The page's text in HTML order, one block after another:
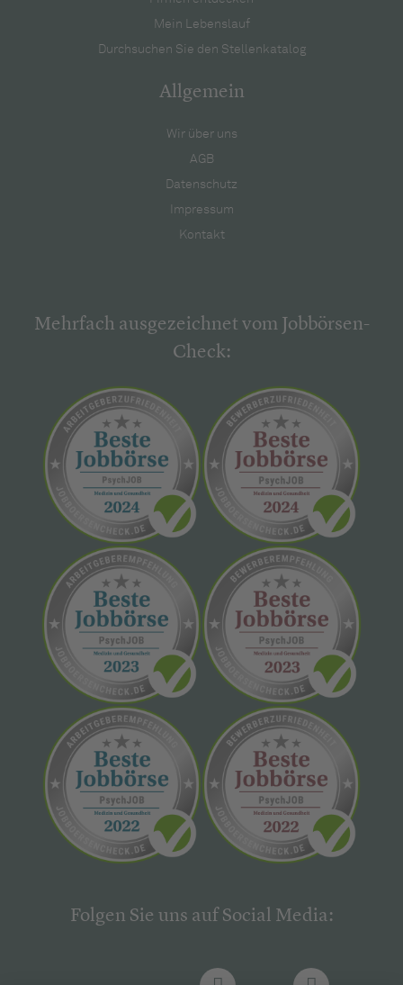
Mein Lebenslauf
Durchsuchen Sie den Stellenkatalog
Allgemein
Wir über uns
AGB
Datenschutz
Impressum
Kontakt
Mehrfach ausgezeichnet vom Jobbörsen-
Check:
Folgen Sie uns auf Social Media: